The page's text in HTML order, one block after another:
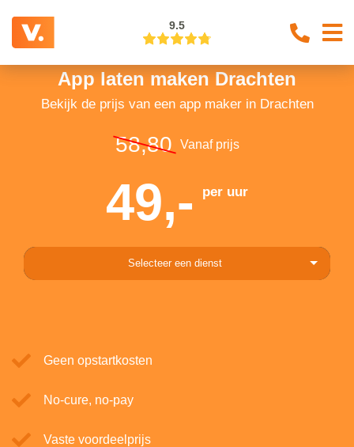
9.5
App laten maken Drachten
Bekijk de prijs van een app maker in Drachten
58,80 Vanaf prijs
49,- per uur
Selecteer een dienst
Geen opstartkosten
No-cure, no-pay
Vaste voordeelprijs